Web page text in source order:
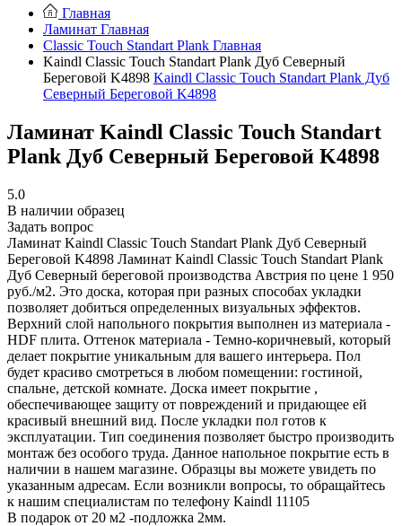
Главная
Ламинат Главная
Classic Touch Standart Plank Главная
Kaindl Classic Touch Standart Plank Дуб Северный
Береговой K4898 Kaindl Classic Touch Standart Plank Дуб
Северный Береговой K4898
Ламинат Kaindl Classic Touch Standart
Plank Дуб Северный Береговой K4898
5.0
В наличии образец
Задать вопрос
Ламинат Kaindl Classic Touch Standart Plank Дуб Северный
Береговой K4898 Ламинат Kaindl Classic Touch Standart Plank
Дуб Северный береговой производства Австрия по цене 1 950
руб./м2. Это доска, которая при разных способах укладки
позволяет добиться определенных визуальных эффектов.
Верхний слой напольного покрытия выполнен из материала -
HDF плита. Оттенок материала - Темно-коричневый, который
делает покрытие уникальным для вашего интерьера. Пол
будет красиво смотреться в любом помещении: гостиной,
спальне, детской комнате. Доска имеет покрытие ,
обеспечивающее защиту от повреждений и придающее ей
красивый внешний вид. После укладки пол готов к
эксплуатации. Тип соединения позволяет быстро производить
монтаж без особого труда. Данное напольное покрытие есть в
наличии в нашем магазине. Образцы вы можете увидеть по
указанным адресам. Если возникли вопросы, то обращайтесь
к нашим специалистам по телефону Kaindl 11105
В подарок от 20 м2 -подложка 2мм.